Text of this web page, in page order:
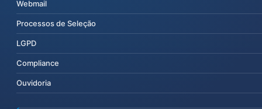
Webmail
Processos de Seleção
LGPD
Compliance
Ouvidoria